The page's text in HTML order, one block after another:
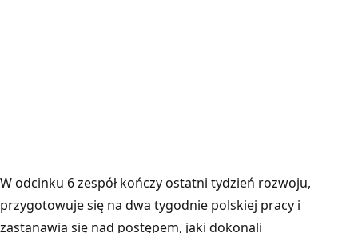
W odcinku 6 zespół kończy ostatni tydzień rozwoju,
przygotowuje się na dwa tygodnie polskiej pracy i
zastanawia się nad postępem, jaki dokonali